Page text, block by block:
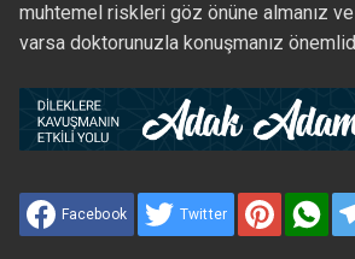
muhtemel riskleri göz önüne almanız ve
varsa doktorunuzla konuşmanız
Facebook Twitter